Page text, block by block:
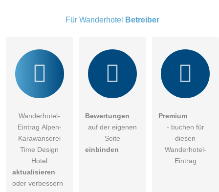
Für Wanderhotel Betreiber
Wanderhotel-
Eintrag Alpen-
Karawanserei
Time Design
Hotel
aktualisieren
oder verbessern
Bewertungen
auf der eigenen
Seite
einbinden
Premium
- buchen für
diesen
Wanderhotel-
Eintrag